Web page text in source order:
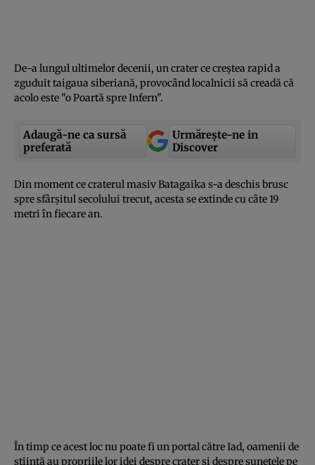
De-a lungul ultimelor decenii, un crater ce creştea rapid a
zguduit taigaua siberiană, provocând localnicii să creadă că
acolo este "o Poartă spre Infern".
Adaugă-ne ca sursă
preferată
Urmărește-ne in
Discover
Din moment ce craterul masiv Batagaika s-a deschis brusc
spre sfârşitul secolului trecut, acesta se extinde cu câte 19
metri în fiecare an.
În timp ce acest loc nu poate fi un portal către Iad, oamenii de
ştiinţă au propriile lor idei despre crater şi despre sunetele pe